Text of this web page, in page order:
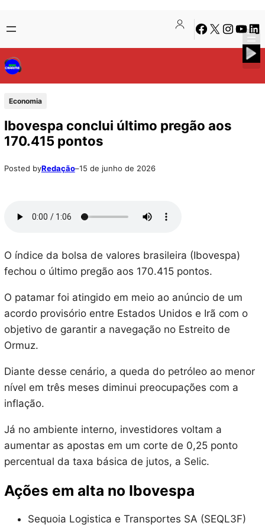
para
o
conteúdo
to
content
Facebook
X Instagram
Economia
Ibovespa conclui último pregão aos
170.415 pontos
Posted byRedação–15 de junho de 2026
O índice da bolsa de valores brasileira (Ibovespa)
fechou o último pregão aos 170.415 pontos.
O patamar foi atingido em meio ao anúncio de um
acordo provisório entre Estados Unidos e Irã com o
objetivo de garantir a navegação no Estreito de
Ormuz.
Diante desse cenário, a queda do petróleo ao menor
nível em três meses diminui preocupações com a
inflação.
Já no ambiente interno, investidores voltam a
aumentar as apostas em um corte de 0,25 ponto
percentual da taxa básica de jutos, a Selic.
Ações em alta no Ibovespa
Sequoia Logistica e Transportes SA (SEQL3F)